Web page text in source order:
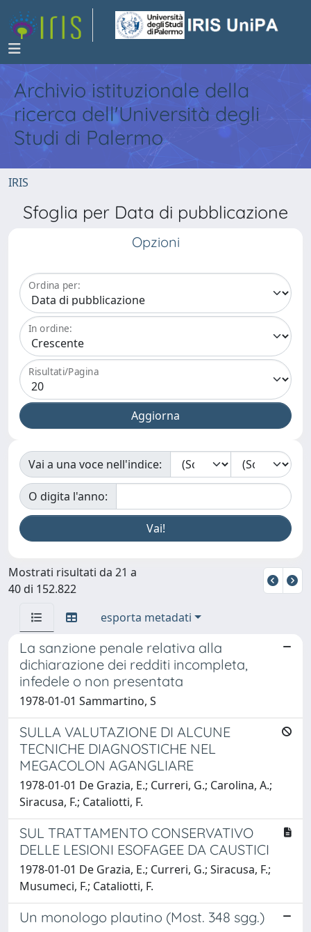
Archivio istituzionale della
ricerca dell'Università degli
Studi di Palermo
IRIS
Sfoglia per Data di pubblicazione
Opzioni
Ordina per:
In ordine:
Risultati/Pagina
Vai a una voce nell'indice:
O digita l'anno:
Mostrati risultati da 21 a
40 di 152.822
esporta metadati
La sanzione penale relativa alla
dichiarazione dei redditi incompleta,
infedele o non presentata
1978-01-01 Sammartino, S
SULLA VALUTAZIONE DI ALCUNE
TECNICHE DIAGNOSTICHE NEL
MEGACOLON AGANGLIARE
1978-01-01 De Grazia, E.; Curreri, G.; Carolina, A.;
Siracusa, F.; Cataliotti, F.
SUL TRATTAMENTO CONSERVATIVO
DELLE LESIONI ESOFAGEE DA CAUSTICI
1978-01-01 De Grazia, E.; Curreri, G.; Siracusa, F.;
Musumeci, F.; Cataliotti, F.
Un monologo plautino (Most. 348 sgg.)